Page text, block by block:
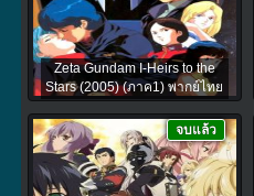
Zeta Gundam I-Heirs to the
Stars (2005) (ภาค1) พากย์ไทย
จบแล้ว